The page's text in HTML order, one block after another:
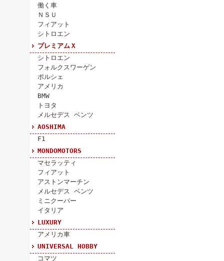
働く車
ＮＳＵ
フィアット
シトロエン
プレミアムＸ
シトロエン
フォルクスワーゲン
ポルシェ
アメリカ
BMW
トヨタ
メルセデス ベンツ
AOSHIMA
F1
MONDOMOTORS
マセラッティ
フィアット
アストンマーチン
メルセデス ベンツ
ミニクーパー
イタリア
LUXURY
アメリカ車
UNIVERSAL HOBBY
コマツ